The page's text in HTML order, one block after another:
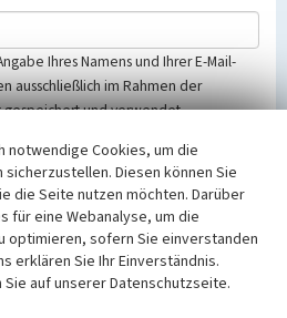
Ihres Namens und Ihrer E-Mail-
ausschließlich im Rahmen der
gespeichert und verwendet.
entsprechend der Vorschriften des
NRW und der seit
Datenschutzgrundverordnung
beachten Sie bitte unsere
notwendige Cookies, um die
Diesen können Sie
die Seite nutzen möchten. Darüber
für eine Webanalyse, um die
optimieren, sofern Sie einverstanden
erklären Sie Ihr Einverständnis.
auf unserer Datenschutzseite.